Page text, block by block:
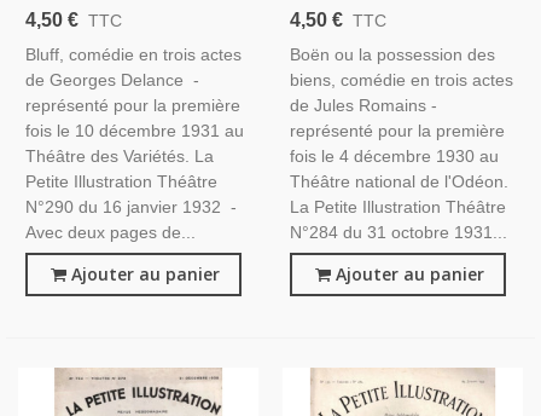
Berry, Marguerite Morno,
La Petite Illustration Théâtre
290 1932
4,50 € TTC
Bluff, comédie en trois actes
de Georges Delance -
représenté pour la première
fois le 10 décembre 1931 au
Théâtre des Variétés. La
Petite Illustration Théâtre
N°290 du 16 janvier 1932 -
Avec deux pages de...
Ajouter au panier
Biens, Jules Romains,
Arquillère, La Petite
Illustration Théâtre 284 1931
4,50 € TTC
Boën ou la possession des
biens, comédie en trois actes
de Jules Romains -
représenté pour la première
fois le 4 décembre 1930 au
Théâtre national de l'Odéon.
La Petite Illustration Théâtre
N°284 du 31 octobre 1931...
Ajouter au panier